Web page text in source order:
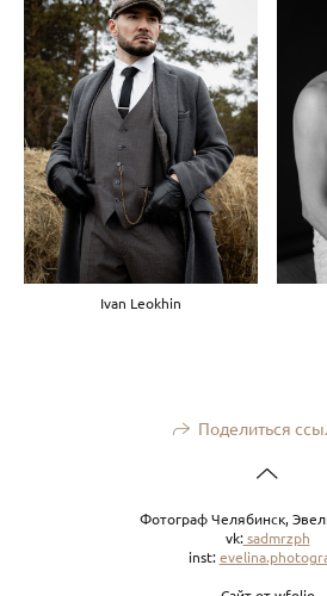
Ivan Leokhin
Поделиться
Фотограф Челябинск,
vk:sadmrzph
inst: